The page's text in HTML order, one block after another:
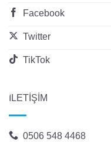
Facebook
Twitter
TikTok
İLETİŞİM
0506 548 4468